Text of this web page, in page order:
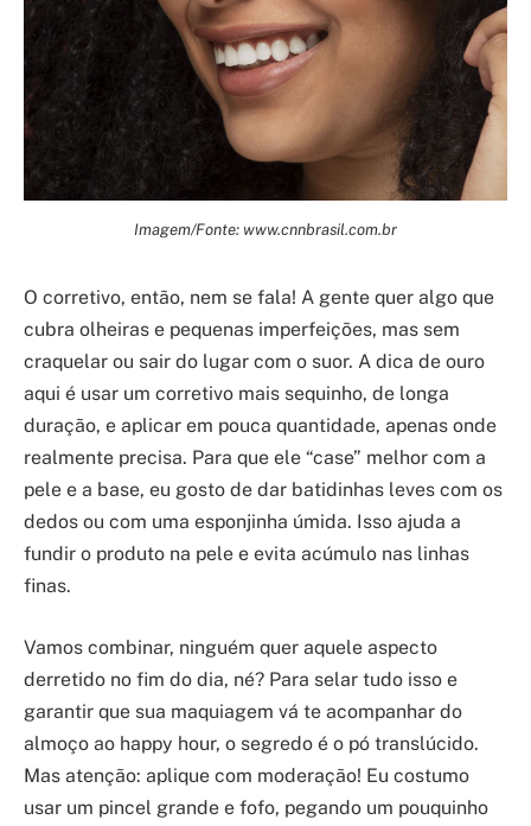
Imagem/Fonte: www.cnnbrasil.com.br
O corretivo, então, nem se fala! A gente quer algo que
cubra olheiras e pequenas imperfeições, mas sem
craquelar ou sair do lugar com o suor. A dica de ouro
aqui é usar um corretivo mais sequinho, de longa
duração, e aplicar em pouca quantidade, apenas onde
realmente precisa. Para que ele “case” melhor com a
pele e a base, eu gosto de dar batidinhas leves com os
dedos ou com uma esponjinha úmida. Isso ajuda a
fundir o produto na pele e evita acúmulo nas linhas
finas.
Vamos combinar, ninguém quer aquele aspecto
derretido no fim do dia, né? Para selar tudo isso e
garantir que sua maquiagem vá te acompanhar do
almoço ao happy hour, o segredo é o pó translúcido.
Mas atenção: aplique com moderação! Eu costumo
usar um pincel grande e fofo, pegando um pouquinho